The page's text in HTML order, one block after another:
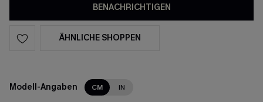
BENACHRICHTIGEN
ÄHNLICHE SHOPPEN
Modell-Angaben CM IN